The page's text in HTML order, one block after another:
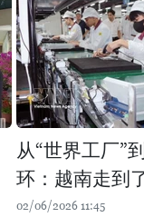
从“世界工厂”
环：越南走到
02/06/2026 11:45